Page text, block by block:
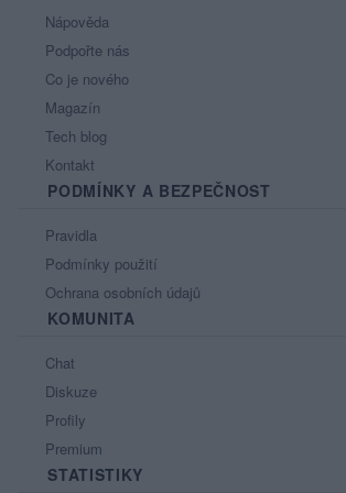
Nápověda
Podpořte nás
Co je nového
Magazín
Tech blog
Kontakt
PODMÍNKY A BEZPEČNOST
Pravidla
Podmínky použití
Ochrana osobních údajů
KOMUNITA
Chat
Diskuze
Profily
Premium
STATISTIKY